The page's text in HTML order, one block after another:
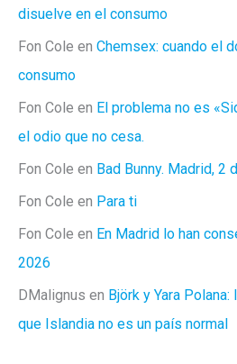
disuelve en el consumo
Fon Cole en Chemsex: cuando el
consumo
Fon Cole en El problema no es
el odio que no cesa.
Fon Cole en Bad Bunny. Madrid, 2
Fon Cole en Para ti
Fon Cole en En Madrid lo han
2026
DMalignus en Björk y Yara
que Islandia no es un país normal